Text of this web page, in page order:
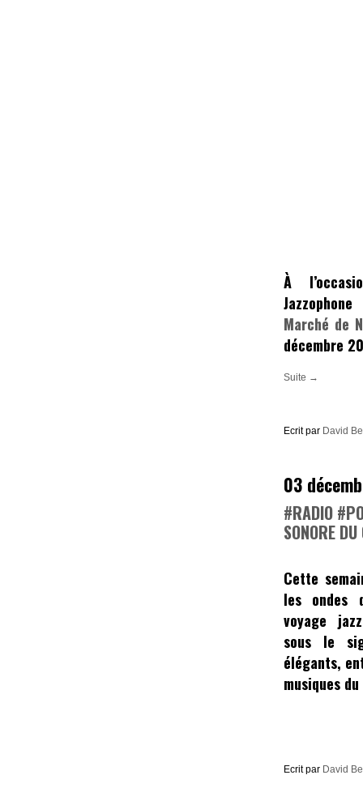
À
Marché de
décembre
Suite →
Ecrit par David
03
#RADIO
SONORE
Cette
les ondes
voyage
sous le
élégants,
musiques
Ecrit par David